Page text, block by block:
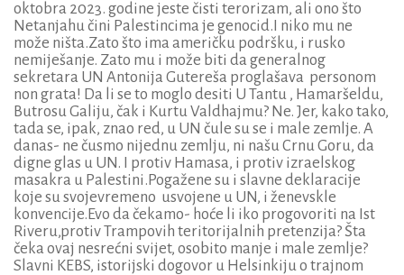
oktobra 2023. godine jeste čisti terorizam, ali ono što
Netanjahu čini Palestincima je genocid.I niko mu ne
može ništa.Zato što ima američku podršku, i rusko
nemiješanje. Zato mu i može biti da generalnog
sekretara UN Antonija Gutereša proglašava personom
non grata! Da li se to moglo desiti U Tantu , Hamaršeldu,
Butrosu Galiju, čak i Kurtu Valdhajmu? Ne. Jer, kako tako,
tada se, ipak, znao red, u UN čule su se i male zemlje. A
danas- ne čusmo nijednu zemlju, ni našu Crnu Goru, da
digne glas u UN. I protiv Hamasa, i protiv izraelskog
masakra u Palestini.Pogažene su i slavne deklaracije
koje su svojevremeno usvojene u UN, i ženevskle
konvencije.Evo da čekamo- hoće li iko progovoriti na Ist
Riveru,protiv Trampovih teritorijalnih pretenzija? Šta
čeka ovaj nesrećni svijet, osobito manje i male zemlje?
Slavni KEBS, istorijski dogovor u Helsinkiju o trajnom